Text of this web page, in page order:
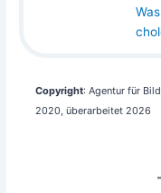
Copy­right: Agen­tur für
2020, über­ar­bei­tet 2026